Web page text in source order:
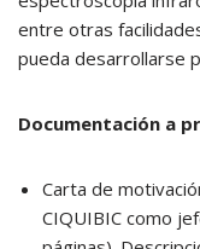
entre otras
pueda desarrollarse
Documentación a
Carta de
CIQUIBIC como